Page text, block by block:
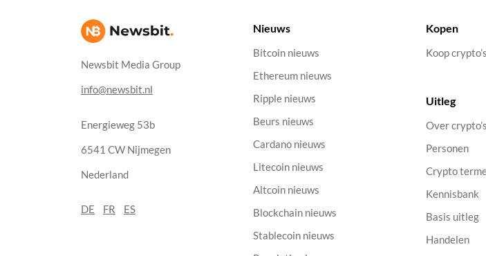
Newsbit Media Group
info@newsbit.nl
Energieweg 53b
6541 CW Nijmegen
Nederland
DE FR ES
Nieuws
Bitcoin nieuws
Ethereum nieuws
Ripple nieuws
Beurs nieuws
Cardano nieuws
Litecoin nieuws
Altcoin nieuws
Blockchain nieuws
Stablecoin nieuws
Kopen
Koop crypto’s
Uitleg
Over crypto’s
Personen
Crypto
Kennisbank
Basis uitleg
Handelen